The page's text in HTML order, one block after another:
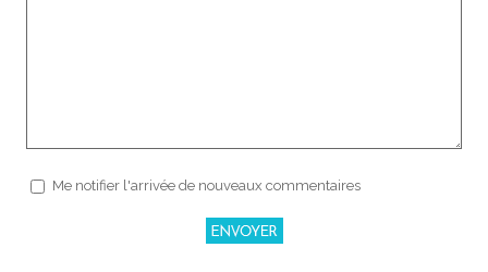
Me notifier l'arrivée de nouveaux commentaires